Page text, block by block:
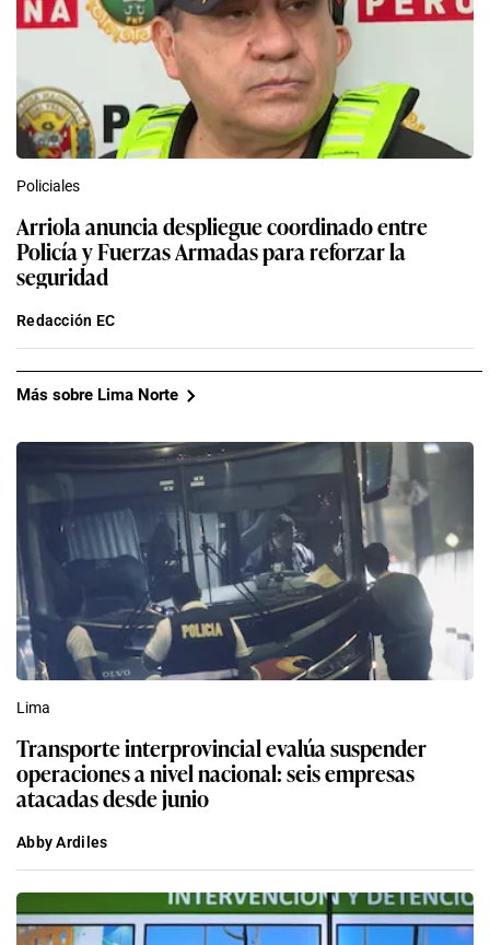
Policiales
Arriola anuncia despliegue coordinado entre
Policía y Fuerzas Armadas para reforzar la
seguridad
Redacción EC
Más sobre Lima Norte
Lima
Transporte interprovincial evalúa suspender
operaciones a nivel nacional: seis empresas
atacadas desde junio
Abby Ardiles